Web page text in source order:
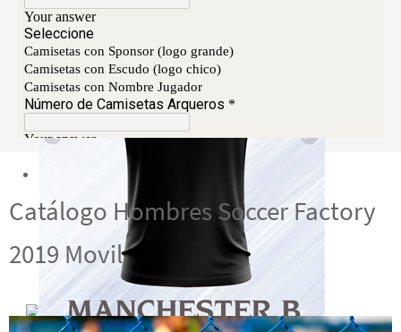
Catálogo Hombres Soccer Factory
2019 Movil